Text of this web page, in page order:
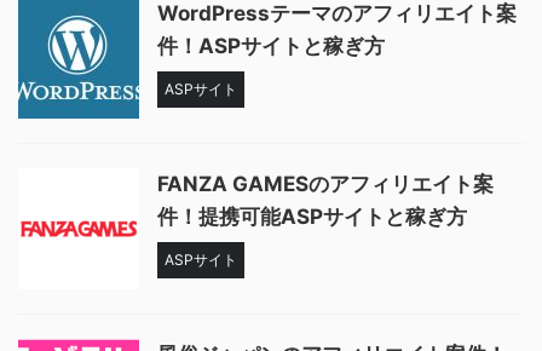
WordPressテーマのアフィリエイト案
件！ASPサイトと稼ぎ方
ASPサイト
FANZA GAMESのアフィリエイト案
件！提携可能ASPサイトと稼ぎ方
ASPサイト